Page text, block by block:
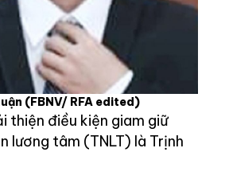
(FBNV/ RFA edited)
thiện điều kiện giam giữ
tâm (TNLT) là Trịnh